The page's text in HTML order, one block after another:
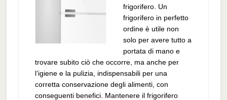
frigorifero. Un
frigorifero in perfetto
ordine è utile non
solo per avere tutto a
portata di mano e
trovare subito ciò che occorre, ma anche per
l’igiene e la pulizia, indispensabili per una
corretta conservazione degli alimenti, con
conseguenti benefici. Mantenere il frigorifero